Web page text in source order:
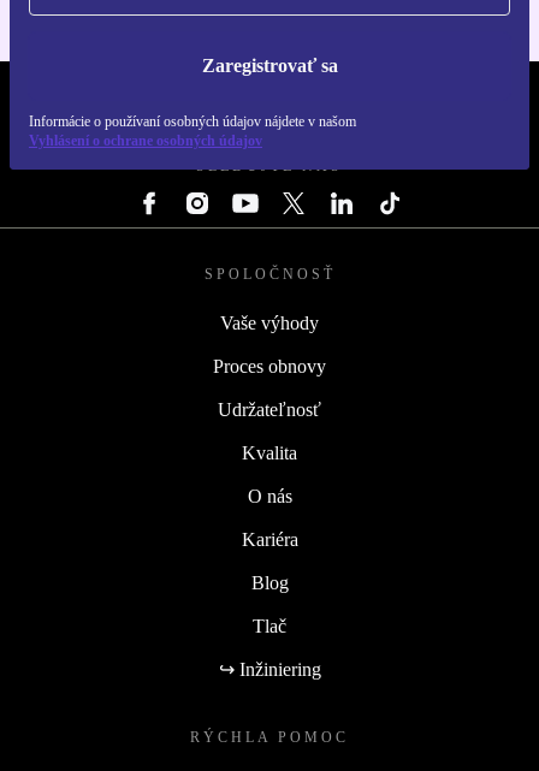
Zaregistrovať sa
Informácie o používaní osobných údajov nájdete v našom
Vyhlásení o ochrane osobných údajov
SLEDUJTE NÁS
SPOLOČNOSŤ
Vaše výhody
Proces obnovy
Udržateľnosť
Kvalita
O nás
Kariéra
Blog
Tlač
↪ Inžiniering
RÝCHLA POMOC